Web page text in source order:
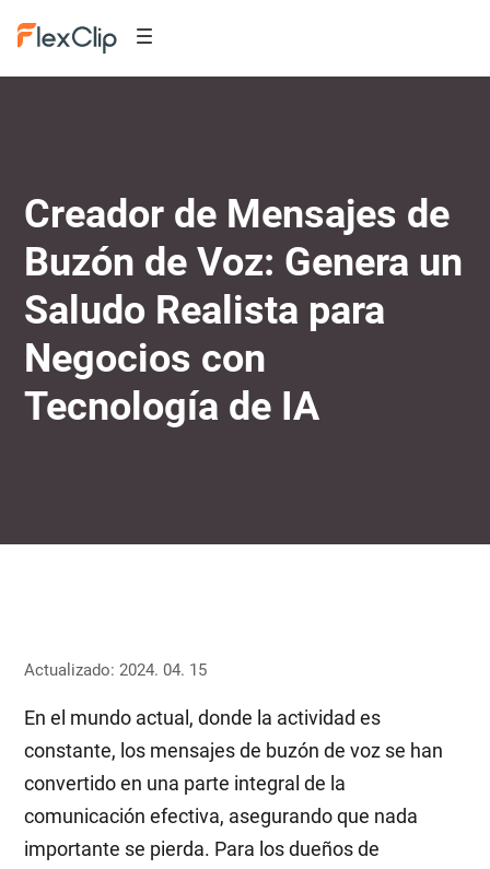
Creador de Mensajes de
Buzón de Voz: Genera un
Saludo Realista para
Negocios con
Tecnología de IA
Actualizado: 2024. 04. 15
En el mundo actual, donde la actividad es
constante, los mensajes de buzón de voz se han
convertido en una parte integral de la
comunicación efectiva, asegurando que nada
importante se pierda. Para los dueños de